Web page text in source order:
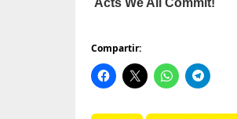
Compartir: